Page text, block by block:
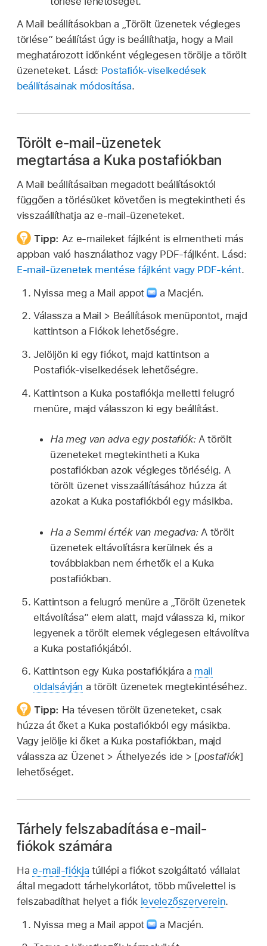
A Mail beállításokban a „Törölt üzenetek végleges
törlése” beállítást úgy is beállíthatja, hogy a Mail
meghatározott időnként véglegesen törölje a törölt
üzeneteket. Lásd: Postafiók-viselkedések
beállításainak módosítása.
Törölt e‑mail-üzenetek
megtartása a Kuka postafiókban
A Mail beállításaiban megadott beállításoktól
függően a törlésüket követően is megtekintheti és
visszaállíthatja az e‑mail-üzeneteket.
Tipp: Az e-maileket fájlként is elmentheti más
appban való használathoz vagy PDF-fájlként. Lásd:
E-mail-üzenetek mentése fájlként vagy PDF-ként.
Nyissa meg a Mail appot
a Macjén.
Válassza a Mail > Beállítások menüpontot, majd
kattintson a Fiókok lehetőségre.
Jelöljön ki egy fiókot, majd kattintson a
Postafiók-viselkedések lehetőségre.
Kattintson a Kuka postafiókja melletti felugró
menüre, majd válasszon ki egy beállítást.
Ha meg van adva egy postafiók:A törölt
üzeneteket megtekintheti a Kuka
postafiókban azok végleges törléséig. A
törölt üzenet visszaállításához húzza át
azokat a Kuka postafiókból egy másikba.
Ha a Semmi érték van megadva:A törölt
üzenetek eltávolításra kerülnek és a
továbbiakban nem érhetők el a Kuka
postafiókban.
Kattintson a felugró menüre a „Törölt üzenetek
eltávolítása” elem alatt, majd válassza ki, mikor
legyenek a törölt elemek véglegesen eltávolítva
a Kuka postafiókjából.
Kattintson egy Kuka postafiókjára a mail
oldalsávján a törölt üzenetek megtekintéséhez.
Tipp: Ha tévesen törölt üzeneteket, csak
húzza át őket a Kuka postafiókból egy másikba.
Vagy jelölje ki őket a Kuka postafiókban, majd
válassza az Üzenet > Áthelyezés ide > [postafiók]
lehetőséget.
Tárhely felszabadítása e‑mail-
fiókok számára
Ha e-mail-fiókja túllépi a fiókot szolgáltató vállalat
által megadott tárhelykorlátot, több művelettel is
felszabadíthat helyet a fiók levelezőszerverein.
Nyissa meg a Mail appot
a Macjén.